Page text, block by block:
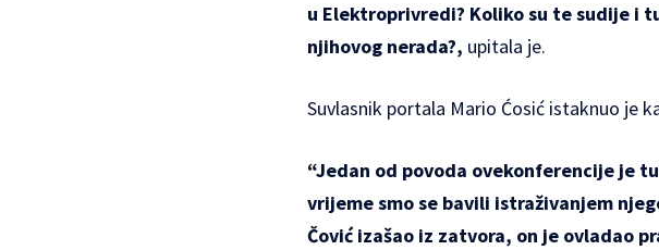
u Elektroprivredi? Koliko su te sudije i
njihovog nerada?, upitala je.
Suvlasnik portala Mario Ćosić istaknuo je
“Jedan od povoda ovekonferencije je
vrijeme smo se bavili istraživanjem
Čović izašao iz zatvora, on je ovladao